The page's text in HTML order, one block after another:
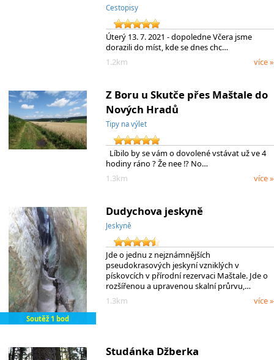
Cestopisy
Úterý 13. 7. 2021 - dopoledne Včera jsme
dorazili do míst, kde se dnes chc…
1.2km
více »
Z Boru u Skutče přes Maštale do
Nových Hradů
Tipy na výlet
Líbilo by se vám o dovolené vstávat už ve 4
hodiny ráno ? Že nee !? No…
1.3km
více »
Soutěž 1 bod
Dudychova jeskyně
Jeskyně
Jde o jednu z nejznámnějších
pseudokrasových jeskyní vzniklých v
pískovcích v přírodní rezervaci Maštale. Jde o
rozšířenou a upravenou skalní průrvu,…
1.3km
více »
Studánka Džberka